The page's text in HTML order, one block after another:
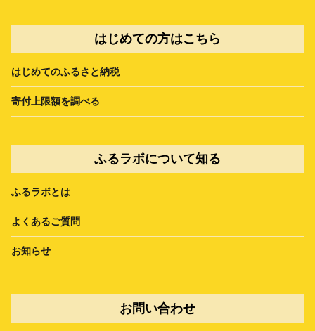
はじめての方はこちら
はじめてのふるさと納税
寄付上限額を調べる
ふるラボについて知る
ふるラボとは
よくあるご質問
お知らせ
お問い合わせ